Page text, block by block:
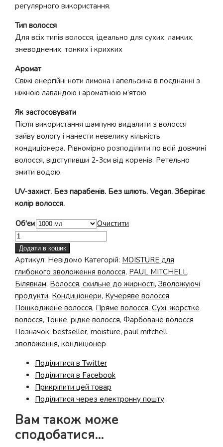
регулярного використання.
Тип волосся
Для всіх типів волосся, ідеально для сухих, ламких,
зневоднених, тонких і крихких
Аромат
Свіжі енергійні ноти лимона і апельсина в поєднанні з
ніжною лавандою і ароматною м’ятою
Як застосовувати
Після використання шампуню видалити з волосся
зайву вологу і нанести невелику кількість
кондиціонера. Рівномірно розподілити по всій довжині
волосся, відступивши 2-3см від коренів. Ретельно
змити водою.
UV-захист. Без парабенів. Без шлють. Vegan. Зберігає
колір волосся.
Об'єм
Очистити
Зволожуючий
кондиціонер
Sheer
Hydration
Conditioner
кількість
Додати в кошик
Артикул: Невідомо Категорій: MOISTURE для
глибокого зволоження волосся, PAUL MITCHELL,
Білявкам, Волосся, схильне до жирності, Зволожуючі
продукти, Кондиціонери, Кучеряве волосся,
Пошкоджене волосся, Пряме волосся, Сухі, жорстке
волосся, Тонке, рідке волосся, Фарбоване волосся
Позначок: bestseller, moisture, paul mitchell,
зволоження, кондиціонер
Поділитися в Twitter
Поділитися в Facebook
Прикріпити цей товар
Поділитися через електронну пошту
Вам також може
сподобатися…